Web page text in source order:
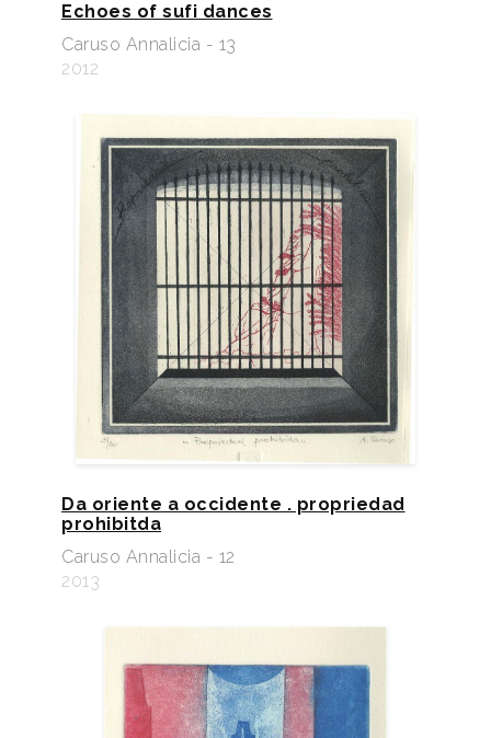
Echoes of sufi dances
Caruso Annalicia - 13
2012
Da oriente a occidente . propriedad
prohibitda
Caruso Annalicia - 12
2013